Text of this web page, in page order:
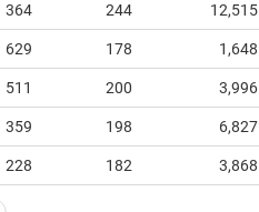
364 244 12,515
629 178 1,648
511 200 3,996
359 198 6,827
228 182 3,868